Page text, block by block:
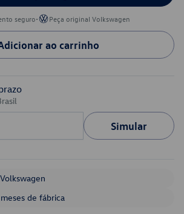
seguro• Peça original Volkswagen
ao carrinho
Simular
de fábrica